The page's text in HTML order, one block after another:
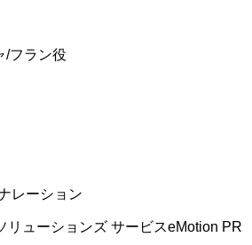
/フラン役
レーション
ューションズ サービスeMotion PR